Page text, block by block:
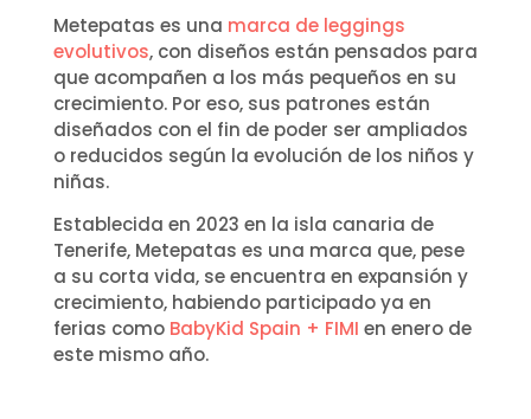
Metepatas es una marca de leggings
evolutivos, con diseños están pensados para
que acompañen a los más pequeños en su
crecimiento. Por eso, sus patrones están
diseñados con el fin de poder ser ampliados
o reducidos según la evolución de los niños y
niñas.
Establecida en 2023 en la isla canaria de
Tenerife, Metepatas es una marca que, pese
a su corta vida, se encuentra en expansión y
crecimiento, habiendo participado ya en
ferias como BabyKid Spain + FIMI en enero de
este mismo año.